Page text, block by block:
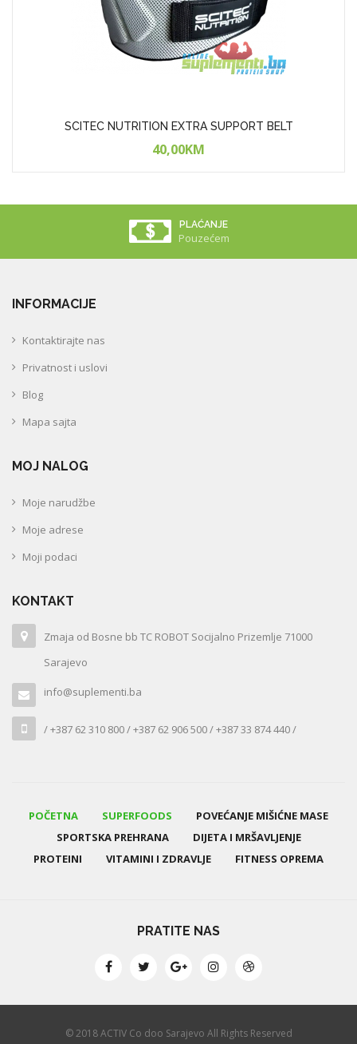
SCITEC NUTRITION EXTRA SUPPORT BELT
40,00KM
PLAĆANJE
Pouzećem
INFORMACIJE
Kontaktirajte nas
Privatnost i uslovi
Blog
Mapa sajta
MOJ NALOG
Moje narudžbe
Moje adrese
Moji podaci
KONTAKT
Zmaja od Bosne bb TC ROBOT Socijalno Prizemlje 71000
Sarajevo
info@suplementi.ba
/ +387 62 310 800 / +387 62 906 500 / +387 33 874 440 /
POČETNA SUPERFOODS
POVEĆANJE MIŠIĆNE MASE
SPORTSKA PREHRANA
DIJETA I MRŠAVLJENJE
PROTEINI
VITAMINI I ZDRAVLJE FITNESS OPREMA
PRATITE NAS
© 2018 ACTIV Co doo Sarajevo All Rights Reserved